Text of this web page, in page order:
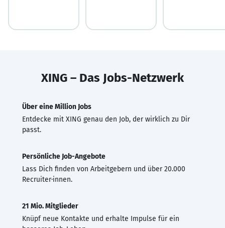
XING – Das Jobs-Netzwerk
Über eine Million Jobs
Entdecke mit XING genau den Job, der wirklich zu Dir
passt.
Persönliche Job-Angebote
Lass Dich finden von Arbeitgebern und über 20.000
Recruiter·innen.
21 Mio. Mitglieder
Knüpf neue Kontakte und erhalte Impulse für ein